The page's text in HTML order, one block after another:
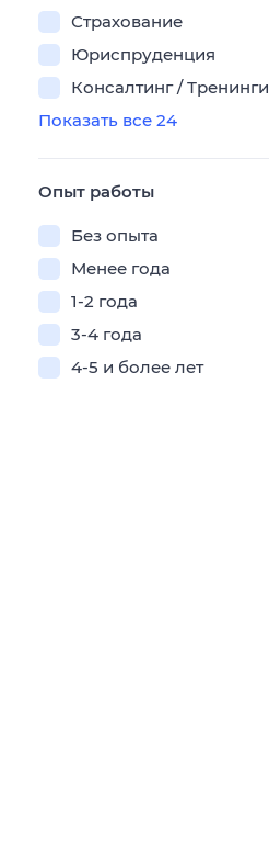
Страхование
Юриспруденция
Консалтинг / Тренинги
Показать все 24
Опыт работы
Без опыта
Менее года
1-2 года
3-4 года
4-5 и более лет